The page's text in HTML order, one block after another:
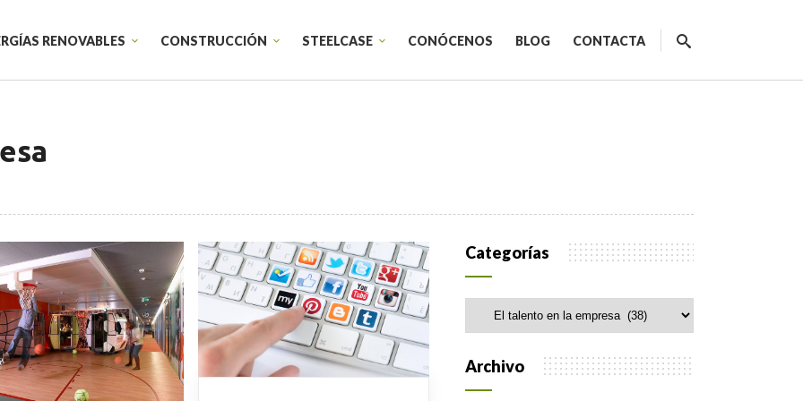
RENOVABLES CONSTRUCCIÓN STEELCASE
Sillones Lounge
Sillas de trabajo individual
Startups
Educación
Sanidad
Diseño de espacios de trabajo
Diseño corporativo
CONÓCENOS BLOG CONTACTA
Categorías
Categorías
Archivo